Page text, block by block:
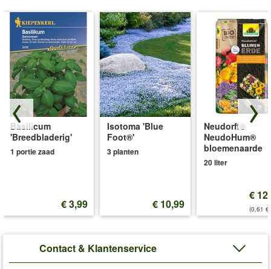
Basilicum
'Breedbladerig'
1 portie zaad
€ 3,99
Isotoma 'Blue
Foot®'
3 planten
€ 10,99
Neudorff®
NeudoHum®
bloemenaarde
20 liter
€
(0,61
Contact & Klantenservice